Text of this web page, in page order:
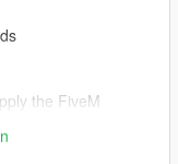
the FiveM